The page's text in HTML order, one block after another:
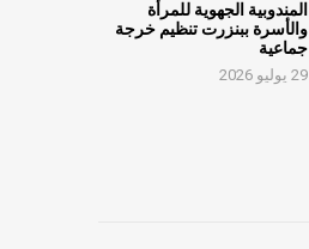
المندوبية الجهوية للمرأة
والأسرة ببنزرت تنظيم خرجة
جماعية
29 يوليو 2026